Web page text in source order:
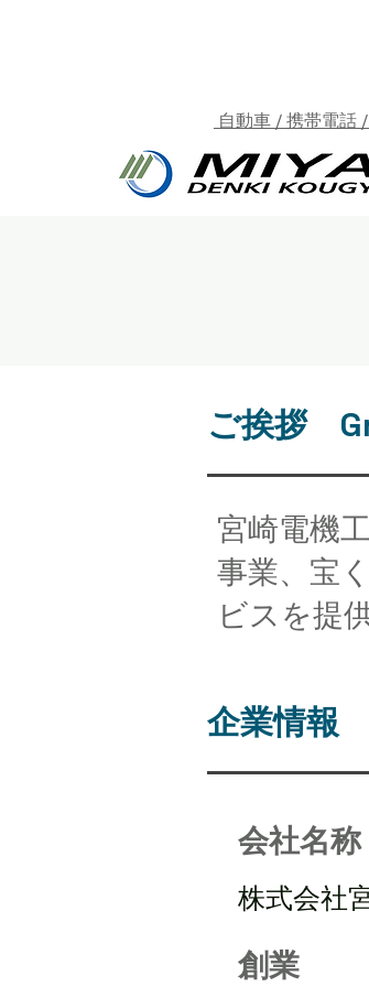
自動車 / 携帯電話
ご挨拶
宮崎電機
事業、宝
ビスを提
企業情報
会社名称
株式会社
創業